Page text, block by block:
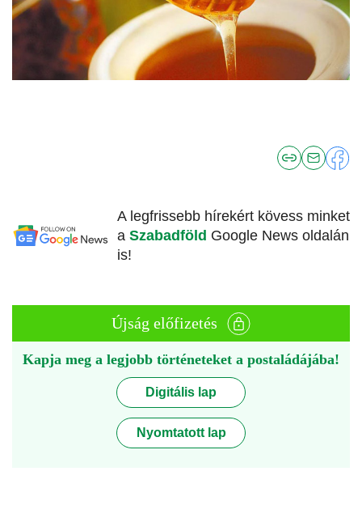
A legfrissebb hírekért kövess minket
a Szabadföld Google News oldalán
is!
Újság előfizetés
Kapja meg a legjobb történeteket a postaládájába!
Digitális lap
Nyomtatott lap